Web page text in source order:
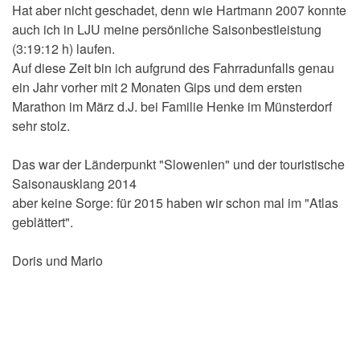
Hat aber nicht geschadet, denn wie Hartmann 2007 konnte
auch ich in LJU meine persönliche Saisonbestleistung
(3:19:12 h) laufen.
Auf diese Zeit bin ich aufgrund des Fahrradunfalls genau
ein Jahr vorher mit 2 Monaten Gips und dem ersten
Marathon im März d.J. bei Familie Henke im Münsterdorf
sehr stolz.
Das war der Länderpunkt "Slowenien" und der touristische
Saisonausklang 2014
aber keine Sorge: für 2015 haben wir schon mal im "Atlas
geblättert".
Doris und Mario